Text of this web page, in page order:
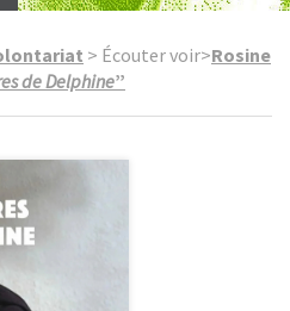
> Écouter voir>Rosine
de Delphine”